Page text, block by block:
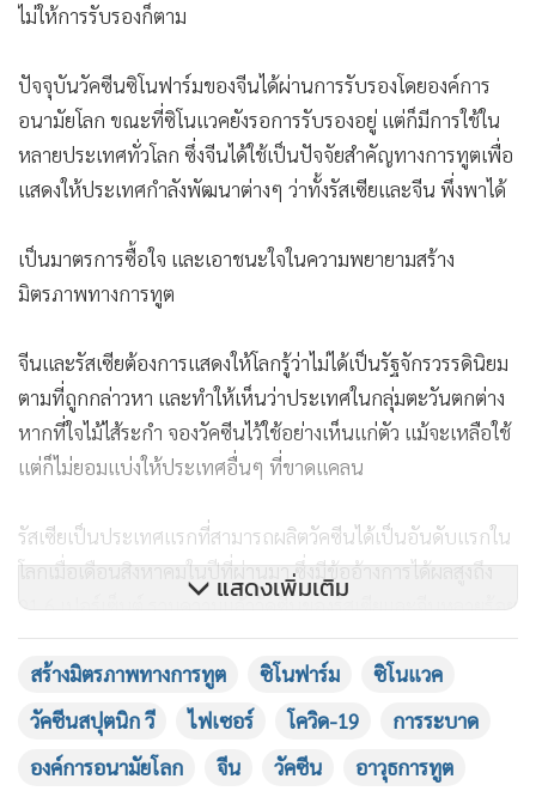
ไม่ให้การรับรองก็ตาม
ปัจจุบันวัคซีนซิโนฟาร์มของจีนได้ผ่านการรับรองโดยองค์การ
อนามัยโลก ขณะที่ซิโนแวคยังรอการรับรองอยู่ แต่ก็มีการใช้ใน
หลายประเทศทั่วโลก ซึ่งจีนได้ใช้เป็นปัจจัยสำคัญทางการทูตเพื่อ
แสดงให้ประเทศกำลังพัฒนาต่างๆ ว่าทั้งรัสเซียและจีน พึ่งพาได้
เป็นมาตรการซื้อใจ และเอาชนะใจในความพยายามสร้าง
มิตรภาพทางการทูต
จีนและรัสเซียต้องการแสดงให้โลกรู้ว่าไม่ได้เป็นรัฐจักรวรรดินิยม
ตามที่ถูกกล่าวหา และทำให้เห็นว่าประเทศในกลุ่มตะวันตกต่าง
หากที่ใจไม้ไส้ระกำ จองวัคซีนไว้ใช้อย่างเห็นแก่ตัว แม้จะเหลือใช้
แต่ก็ไม่ยอมแบ่งให้ประเทศอื่นๆ ที่ขาดแคลน
รัสเซียเป็นประเทศแรกที่สามารถผลิตวัคซีนได้เป็นอันดับแรกใน
โลกเมื่อเดือนสิงหาคมในปีที่ผ่านมา ซึ่งมีข้ออ้างการได้ผลสูงถึง
91.6 เปอร์เซ็นต์ รวมความแล้ววัคซีนของรัสเซียและจีนหลายร้อย
ล้านโดสได้ถูกส่งไปทั่วโลก
แสดงเพิ่มเติม
สร้างมิตรภาพทางการทูต ซิโนฟาร์ม
ซิโนแวค
วัคซีนสปุตนิก วี
ไฟเซอร์ โควิด-19
การระบาด
องค์การอนามัยโลก
จีน วัคซีน
อาวุธการทูต